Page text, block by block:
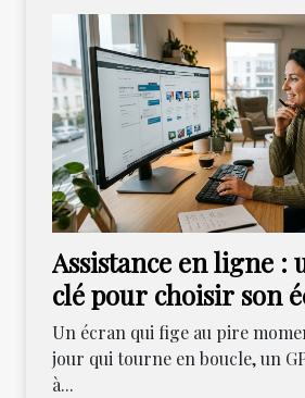
Assistance en ligne :
clé pour choisir son
aujourd’hui ?
Un écran qui fige au pire
jour qui tourne en boucle, un
à...